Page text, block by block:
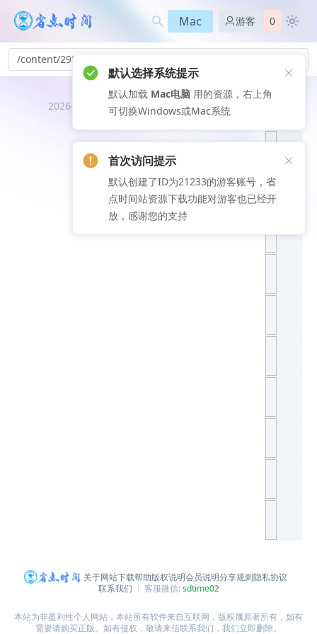
Mac 游客 0
/content/298
2026-08-08
推荐文
关于网站下载帮助版权说明会员说明分享规则隐私协议
联系我们
客服微信:sdtime02
本站为非盈利性个人网站，本站所有软件来自互联网，版权属原著所有，如有
需要请购买正版。如有侵权，敬请来信联系我们，我们立即删除。
默认选择系统提示
默认加载 Mac电脑 用的资源，右上角
可切换Windows或Mac系统
首次访问提示
默认创建了ID为21233的游客账号，省
点时间站资源下载功能对游客也已经开
放，感谢您的支持